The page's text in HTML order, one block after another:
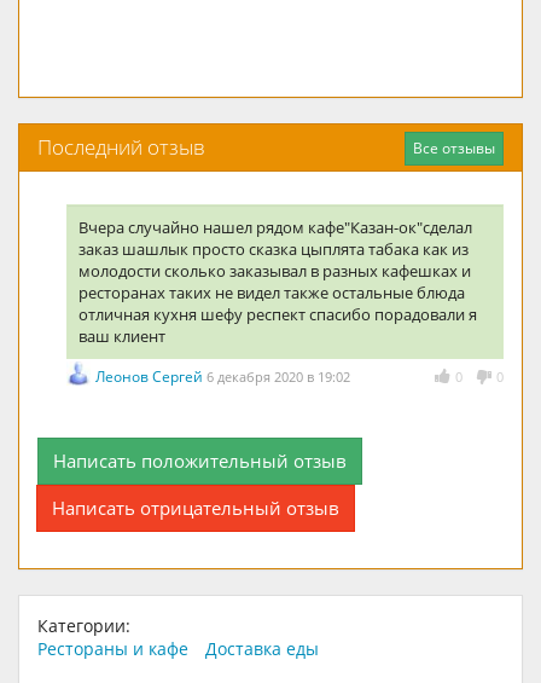
Все отзывы
Последний отзыв
Вчера случайно нашел рядом кафе"Казан-ок"сделал
заказ шашлык просто сказка цыплята табака как из
молодости сколько заказывал в разных кафешках и
ресторанах таких не видел также остальные блюда
отличная кухня шефу респект спасибо порадовали я
ваш клиент
0 0
Леонов Сергей 6 декабря 2020 в 19:02
Написать положительный отзыв
Написать отрицательный отзыв
Категории:
Рестораны и кафе
Доставка еды